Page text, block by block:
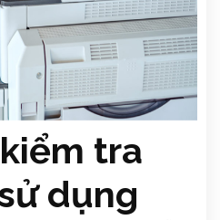
tra
dụng